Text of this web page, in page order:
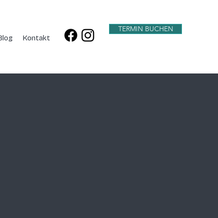
Kontakt
TERMIN BUCHEN